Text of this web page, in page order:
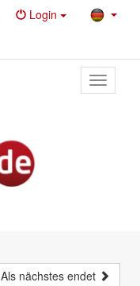
Login
Toggle
primary
Als nächstes endet